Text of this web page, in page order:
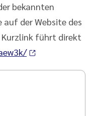
bekannten
der Website des
Kurzlink führt direkt